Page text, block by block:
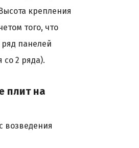
крепления
того, что
панелей
со 2 ряда).
плит на
возведения